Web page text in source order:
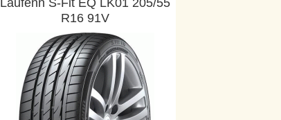
Laufenn S-Fit EQ LK01 205/55
R16 91V